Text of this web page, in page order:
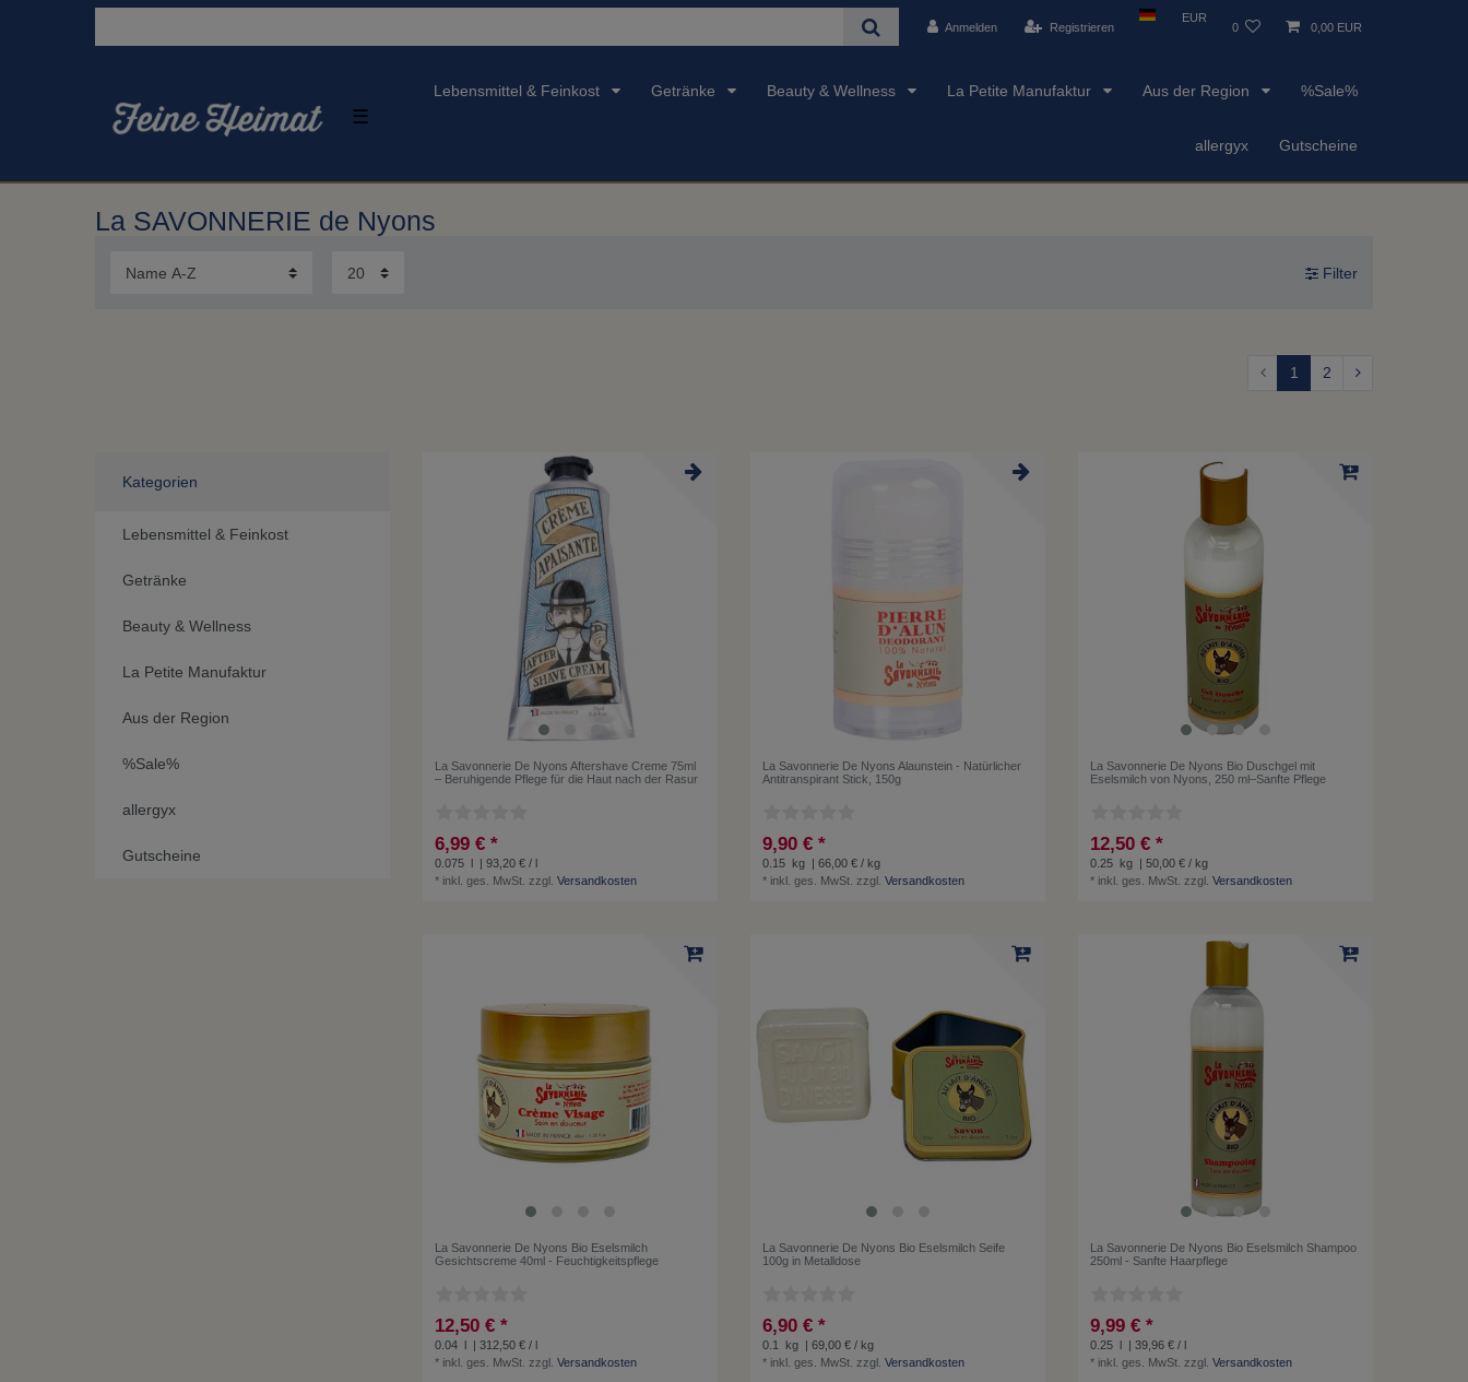
Anmelden Registrieren
EUR
0 0,00 EUR
☰
Lebensmittel & Feinkost Getränke Beauty & Wellness La Petite Manufaktur Aus der Region %Sale%
allergyx Gutscheine
La SAVONNERIE de Nyons
Filter
1 2
Kategorien
Lebensmittel & Feinkost
Getränke
Beauty & Wellness
La Petite Manufaktur
Aus der Region
%Sale%
allergyx
Gutscheine
La Savonnerie De Nyons Aftershave Creme 75ml
– Beruhigende Pflege für die Haut nach der Rasur
6,99 € *
0.075 l | 93,20 € / l
* inkl. ges. MwSt. zzgl.Versandkosten
La Savonnerie De Nyons Alaunstein - Natürlicher
Antitranspirant Stick, 150g
9,90 € *
0.15 kg | 66,00 € / kg
* inkl. ges. MwSt. zzgl.Versandkosten
La Savonnerie De Nyons Bio Duschgel mit
Eselsmilch von Nyons, 250 ml–Sanfte Pflege
12,50 € *
0.25 kg | 50,00 € / kg
* inkl. ges. MwSt. zzgl.Versandkosten
La Savonnerie De Nyons Bio Eselsmilch
Gesichtscreme 40ml - Feuchtigkeitspflege
12,50 € *
0.04
| 312,50 € / l
* inkl. ges. MwSt. zzgl.Versandkosten
La Savonnerie De Nyons Bio Eselsmilch Seife
100g in Metalldose
6,90 € *
0.1 kg
| 69,00 € / kg
* inkl. ges. MwSt. zzgl.Versandkosten
La Savonnerie De Nyons Bio Eselsmilch Shampoo
250ml - Sanfte Haarpflege
9,99 € *
0.25
| 39,96 € / l
* inkl. ges. MwSt. zzgl.Versandkosten